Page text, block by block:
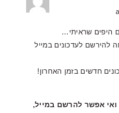
היפים שראיתי…
להירשם לעדכונים במייל
חדשים בזמן האחרון!
ואי אפשר להרשם במייל,